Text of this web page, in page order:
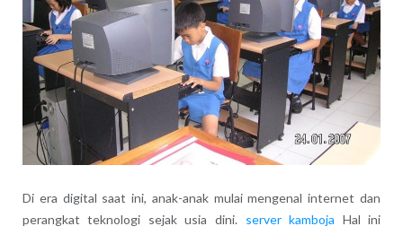
Di era digital saat ini, anak-anak mulai mengenal internet dan
perangkat teknologi sejak usia dini. server kamboja Hal ini